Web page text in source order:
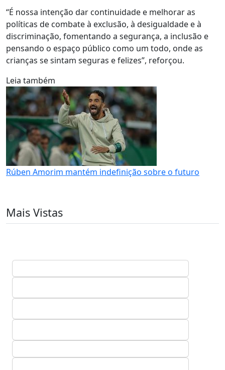
“É nossa intenção dar continuidade e melhorar as
políticas de combate à exclusão, à desigualdade e à
discriminação, fomentando a segurança, a inclusão e
pensando o espaço público como um todo, onde as
crianças se sintam seguras e felizes”, reforçou.
Leia também
Rúben Amorim mantém indefinição sobre o futuro
Mais Vistas